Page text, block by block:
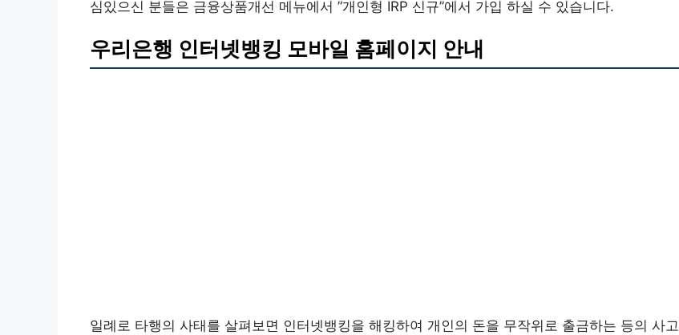
심있으신 분들은 금융상품개선 메뉴에서 ”개인형 IRP 신규”에서 가입 하실 수 있습니다.
우리은행 인터넷뱅킹 모바일 홈페이지 안내
일례로 타행의 사태를 살펴보면 인터넷뱅킹을 해킹하여 개인의 돈을 무작위로 출금하는 등의 사고